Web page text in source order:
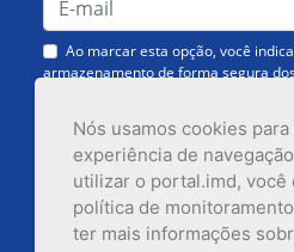
Nós usamos cookies
experiência de
utilizar o portal.imd, você
política de
ter mais informações
Ao marcar esta opção, você
armazenamento de forma segura